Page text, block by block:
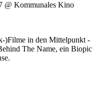
@ Kommunales Kino
)Filme in den Mittelpunkt -
The Name, ein Biopic